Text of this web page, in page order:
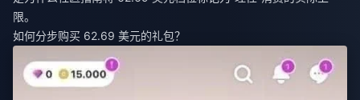
限。
如何分步购买 62.69 美元的礼包？